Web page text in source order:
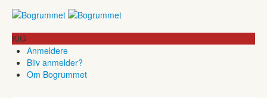
KIG
Anmeldere
Bliv anmelder?
Om Bogrummet